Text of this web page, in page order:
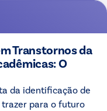
Transtornos da
O
da identificação de
para o futuro